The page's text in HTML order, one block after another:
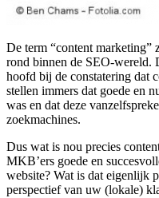
De term “content marketing”
rond binnen de SEO-wereld.
hoofd bij de constatering dat
stellen immers dat goede en
was en dat deze
zoekmachines.
Dus wat is nou precies
MKB’ers goede en
website? Wat is dat eigenlijk
perspectief van uw (lokale)